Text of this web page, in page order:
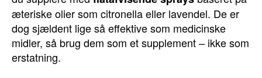
æteriske olier som citronella eller lavendel. De er
dog sjældent lige så effektive som medicinske
midler, så brug dem som et supplement – ikke som
erstatning.